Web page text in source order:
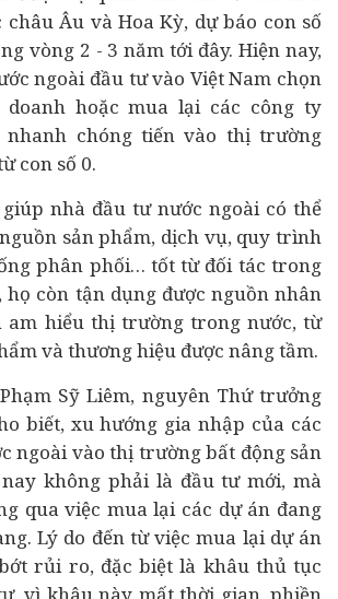
Âu và Hoa Kỳ, dự báo con số
vòng 2 - 3 năm tới đây. Hiện nay,
ngoài đầu tư vào Việt Nam chọn
hoặc mua lại các công ty
nhanh chóng tiến vào thị trường
con số 0.
nhà đầu tư nước ngoài có thể
sản phẩm, dịch vụ, quy trình
phân phối… tốt từ đối tác trong
họ còn tận dụng được nguồn nhân
am hiểu thị trường trong nước, từ
và thương hiệu được nâng tầm.
Sỹ Liêm, nguyên Thứ trưởng
biết, xu hướng gia nhập của các
ngoài vào thị trường bất động sản
không phải là đầu tư mới, mà
qua việc mua lại các dự án đang
Lý do đến từ việc mua lại dự án
rủi ro, đặc biệt là khâu thủ tục